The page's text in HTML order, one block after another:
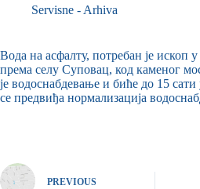
Servisne - Arhiva
Вода на асфалту, потребан је ископ
према селу Суповац, код каменог
је водоснабдевање и биће до 15
се предвиђа нормализација
PREVIOUS